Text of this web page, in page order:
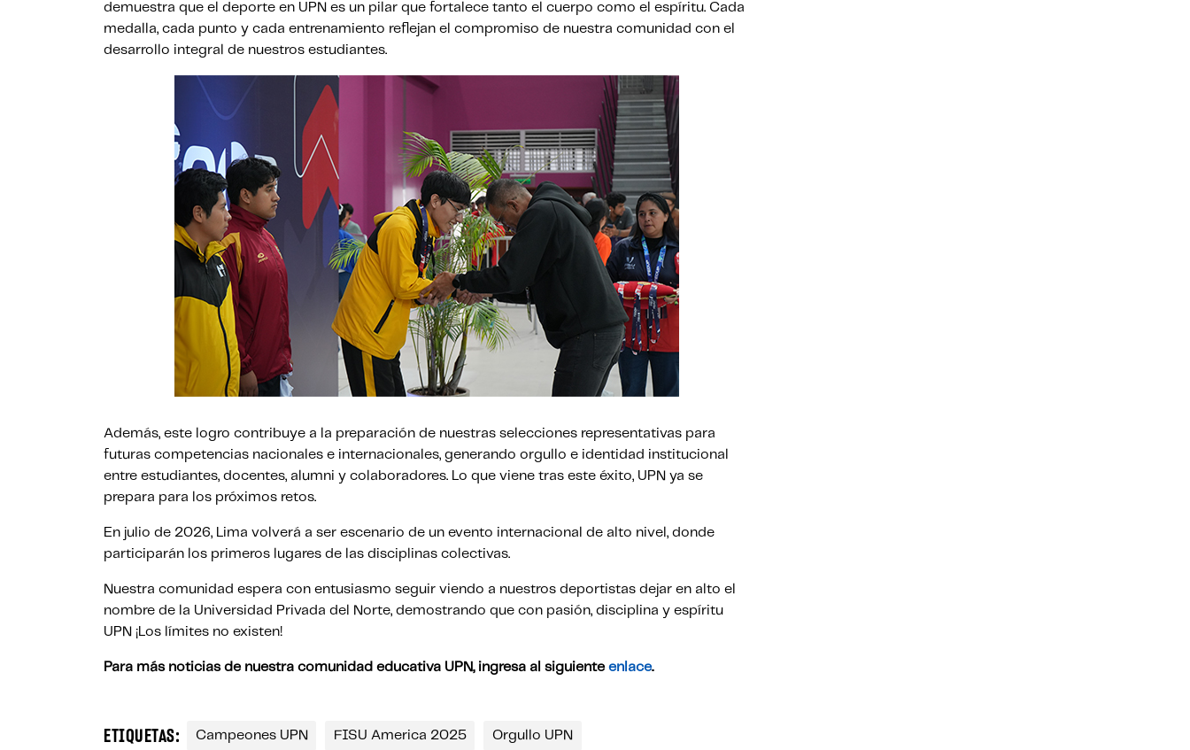
demuestra que el deporte en UPN es un pilar que fortalece tanto el cuerpo como el espíritu. Cada
medalla, cada punto y cada entrenamiento reflejan el compromiso de nuestra comunidad con el
desarrollo integral de nuestros estudiantes.
Además, este logro contribuye a la preparación de nuestras selecciones representativas para
futuras competencias nacionales e internacionales, generando orgullo e identidad institucional
entre estudiantes, docentes, alumni y colaboradores. Lo que viene tras este éxito, UPN ya se
prepara para los próximos retos.
En julio de 2026, Lima volverá a ser escenario de un evento internacional de alto nivel, donde
participarán los primeros lugares de las disciplinas colectivas.
Nuestra comunidad espera con entusiasmo seguir viendo a nuestros deportistas dejar en alto el
nombre de la Universidad Privada del Norte, demostrando que con pasión, disciplina y espíritu
UPN ¡Los límites no existen!
Para más noticias de nuestra comunidad educativa UPN, ingresa al siguiente enlace.
ETIQUETAS: Campeones UPN FISU America 2025 Orgullo UPN